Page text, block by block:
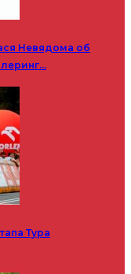
Невядома об
Тура